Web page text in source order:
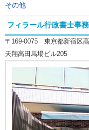
その他
フィラール行政書士事
〒169-0075 東京都新宿区
天翔高田馬場ビル205